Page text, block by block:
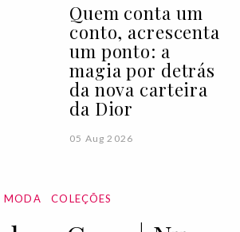
Quem conta um
conto, acrescenta
um ponto: a
magia por detrás
da nova carteira
da Dior
05 Aug 2026
MODA COLEÇÕES